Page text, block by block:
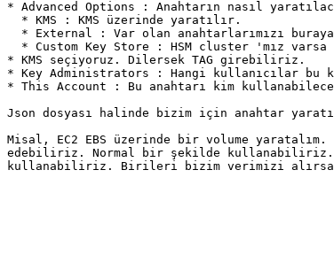
* Advanced Options : Anahtarın nasıl
* KMS seçiyoruz. Dilersek TAG girebiliriz.
* Key Administrators : Hangi kullanıcılar bu
* This Account : Bu anahtarı kim
Json dosyası halinde bizim için anahtar
Misal, EC2 EBS üzerinde bir volume
edebiliriz. Normal bir şekilde kullanabiliriz.